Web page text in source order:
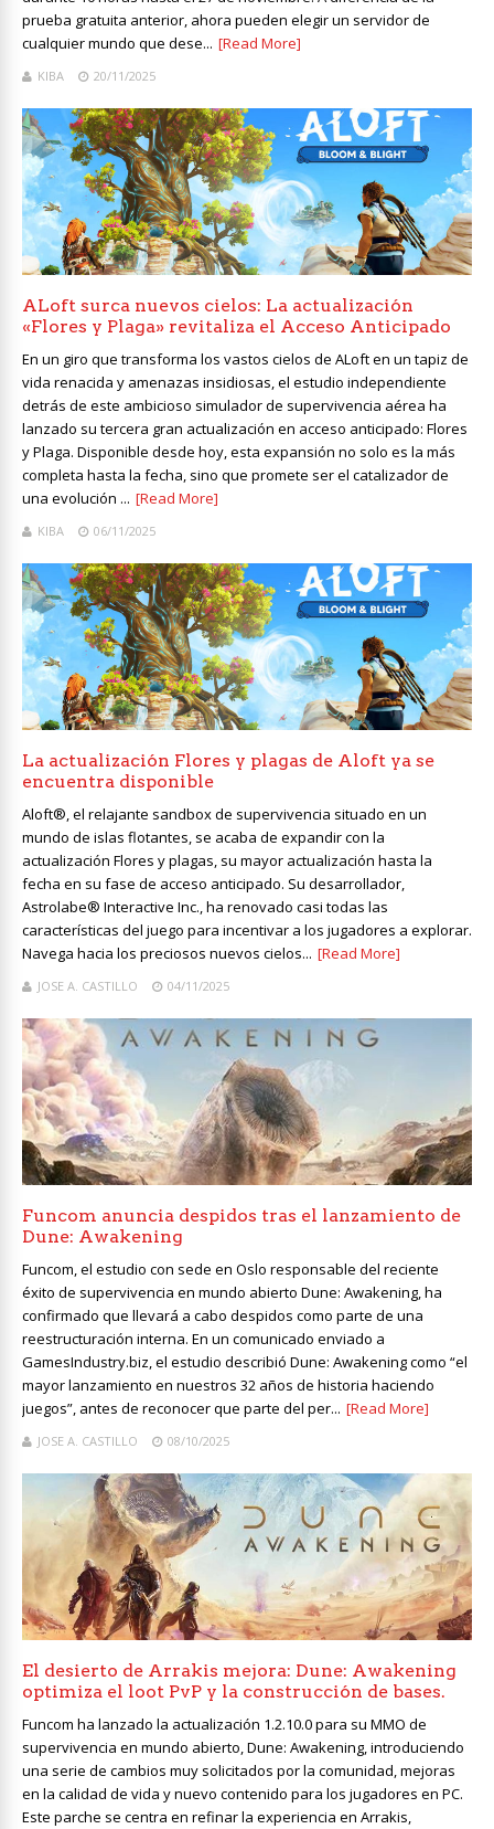
prueba gratuita anterior, ahora pueden elegir un servidor de
cualquier mundo que dese... [Read More]
KIBA 20/11/2025
ALoft surca nuevos cielos: La actualización
«Flores y Plaga» revitaliza el Acceso Anticipado
En un giro que transforma los vastos cielos de ALoft en un tapiz de
vida renacida y amenazas insidiosas, el estudio independiente
detrás de este ambicioso simulador de supervivencia aérea ha
lanzado su tercera gran actualización en acceso anticipado: Flores
y Plaga. Disponible desde hoy, esta expansión no solo es la más
completa hasta la fecha, sino que promete ser el catalizador de
una evolución ... [Read More]
KIBA 06/11/2025
La actualización Flores y plagas de Aloft ya se
encuentra disponible
Aloft®, el relajante sandbox de supervivencia situado en un
mundo de islas flotantes, se acaba de expandir con la
actualización Flores y plagas, su mayor actualización hasta la
fecha en su fase de acceso anticipado. Su desarrollador,
Astrolabe® Interactive Inc., ha renovado casi todas las
características del juego para incentivar a los jugadores a explorar.
Navega hacia los preciosos nuevos cielos... [Read More]
JOSE A. CASTILLO 04/11/2025
Funcom anuncia despidos tras el lanzamiento de
Dune: Awakening
Funcom, el estudio con sede en Oslo responsable del reciente
éxito de supervivencia en mundo abierto Dune: Awakening, ha
confirmado que llevará a cabo despidos como parte de una
reestructuración interna. En un comunicado enviado a
GamesIndustry.biz, el estudio describió Dune: Awakening como “el
mayor lanzamiento en nuestros 32 años de historia haciendo
juegos”, antes de reconocer que parte del per... [Read More]
JOSE A. CASTILLO 08/10/2025
El desierto de Arrakis mejora: Dune: Awakening
optimiza el loot PvP y la construcción de bases.
Funcom ha lanzado la actualización 1.2.10.0 para su MMO de
supervivencia en mundo abierto, Dune: Awakening, introduciendo
una serie de cambios muy solicitados por la comunidad, mejoras
en la calidad de vida y nuevo contenido para los jugadores en PC.
Este parche se centra en refinar la experiencia en Arrakis,